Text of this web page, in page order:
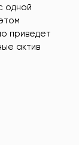
одной
приведет
актив